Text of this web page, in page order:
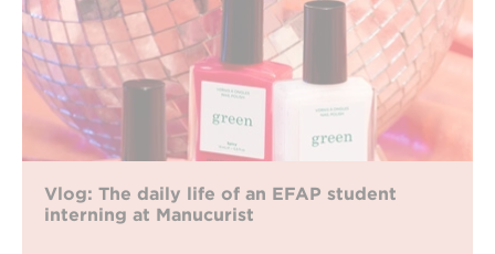
Vlog: The daily life of an EFAP student
interning at Manucurist